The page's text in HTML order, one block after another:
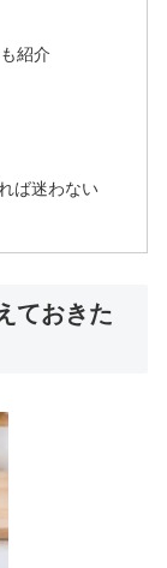
紹介
ば迷わない
ておきた